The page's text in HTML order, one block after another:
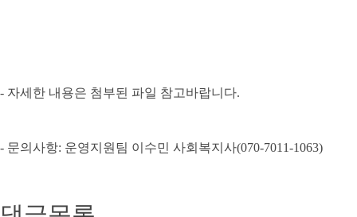
- 자세한 내용은 첨부된 파일 참고바랍니다.
- 문의사항: 운영지원팀 이수민 사회복지사(070-7011-1063)